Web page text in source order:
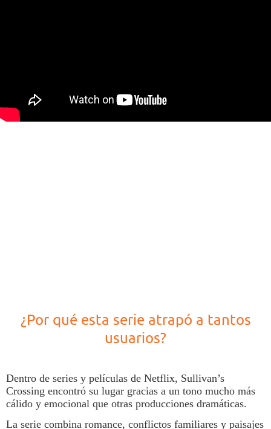
¿Por qué esta serie atrapó a tantos
usuarios?
Dentro de series y películasde Netflix, Sullivan’s
Crossing encontró su lugar gracias a un tono mucho más
cálido y emocional que otras producciones dramáticas.
La serie combina romance, conflictos familiares y paisajes